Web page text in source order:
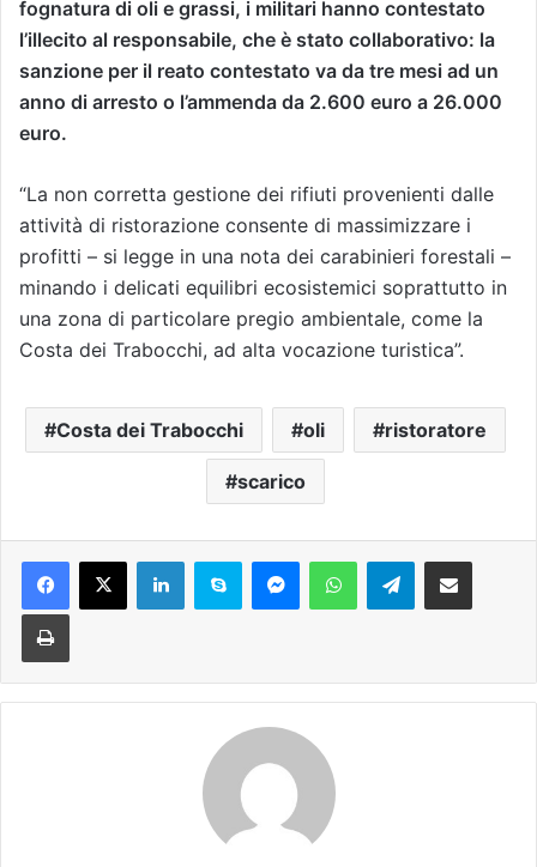
fognatura di oli e grassi, i militari hanno contestato
l’illecito al responsabile, che è stato collaborativo: la
sanzione per il reato contestato va da tre mesi ad un
anno di arresto o l’ammenda da 2.600 euro a 26.000
euro.
“La non corretta gestione dei rifiuti provenienti dalle
attività di ristorazione consente di massimizzare i
profitti – si legge in una nota dei carabinieri forestali –
minando i delicati equilibri ecosistemici soprattutto in
una zona di particolare pregio ambientale, come la
Costa dei Trabocchi, ad alta vocazione turistica”.
Costa dei Trabocchi oli ristoratore
scarico
Telegram